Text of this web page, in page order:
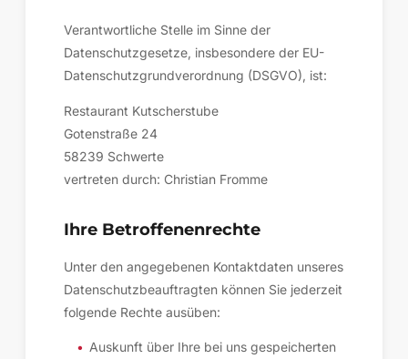
Verantwortliche Stelle im Sinne der
Datenschutzgesetze, insbesondere der EU-
Datenschutzgrundverordnung (DSGVO), ist:
Restaurant Kutscherstube
Gotenstraße 24
58239 Schwerte
vertreten durch: Christian Fromme
Ihre Betroffenenrechte
Unter den angegebenen Kontaktdaten unseres
Datenschutzbeauftragten können Sie jederzeit
folgende Rechte ausüben:
Auskunft über Ihre bei uns gespeicherten